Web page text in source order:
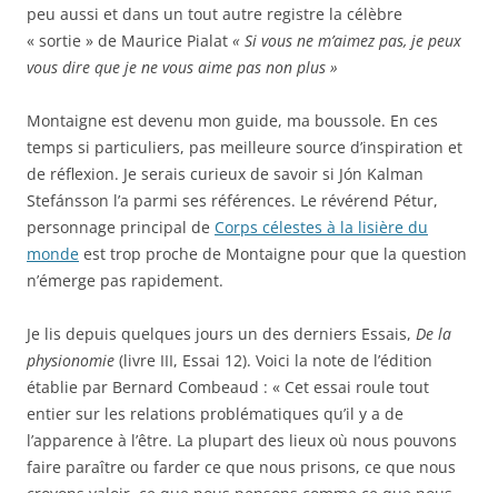
peu aussi et dans un tout autre registre la célèbre
« sortie » de Maurice Pialat « Si vous ne m’aimez pas, je peux
vous dire que je ne vous aime pas non plus »
Montaigne est devenu mon guide, ma boussole. En ces
temps si particuliers, pas meilleure source d’inspiration et
de réflexion. Je serais curieux de savoir si Jón Kalman
Stefánsson l’a parmi ses références. Le révérend Pétur,
personnage principal de Corps célestes à la lisière du
monde est trop proche de Montaigne pour que la question
n’émerge pas rapidement.
Je lis depuis quelques jours un des derniers Essais, De la
physionomie (livre III, Essai 12). Voici la note de l’édition
établie par Bernard Combeaud : « Cet essai roule tout
entier sur les relations problématiques qu’il y a de
l’apparence à l’être. La plupart des lieux où nous pouvons
faire paraître ou farder ce que nous prisons, ce que nous